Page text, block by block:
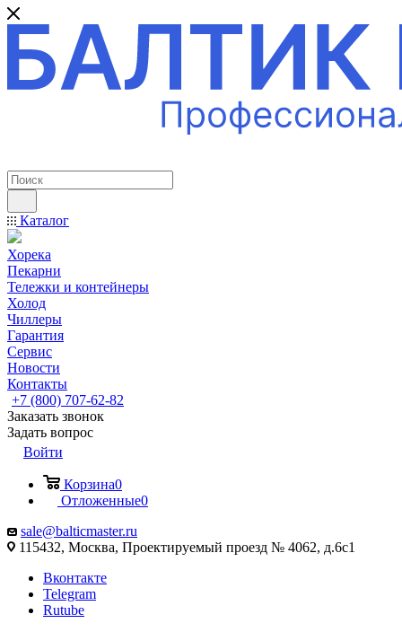
Каталог
Хорека
Пекарни
Тележки и контейнеры
Холод
Чиллеры
Гарантия
Сервис
Новости
Контакты
+7 (800) 707-62-82
Заказать звонок
Задать вопрос
Войти
Корзина0
Отложенные0
sale@balticmaster.ru
115432, Москва, Проектируемый проезд № 4062, д.6с1
Вконтакте
Telegram
Rutube